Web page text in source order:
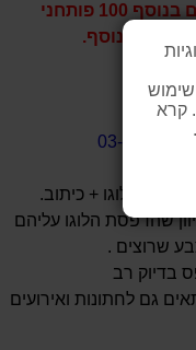
קרא
.
, מקבלים בנוסף 100 פותחני
תשלום נוסף.
לוגו + כיתוב.
שהדפסת הלוגו עליהם
שרוצים .
בדיוק רב
גם לחתונות ואירועים.